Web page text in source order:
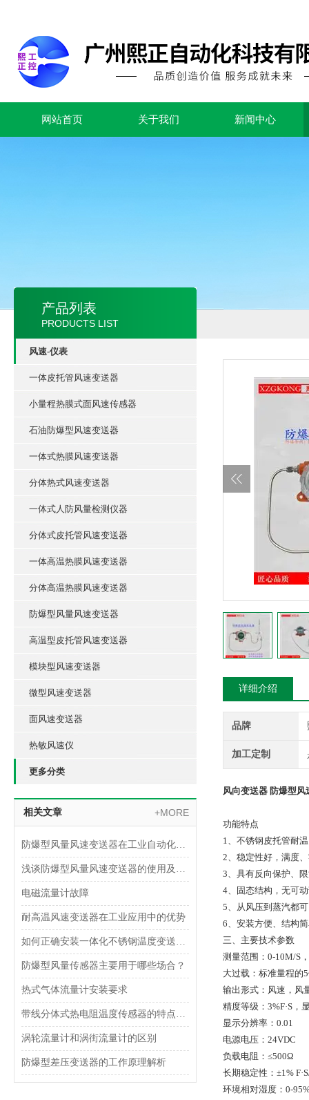
网站首页 关于我们 新闻中心
产品列表
PRODUCTS LIST
风速-仪表
一体皮托管风速变送器
小量程热膜式面风速传感器
石油防爆型风速变送器
一体式热膜风速变送器
分体热式风速变送器
一体式人防风量检测仪器
分体式皮托管风速变送器
一体高温热膜风速变送器
分体高温热膜风速变送器
防爆型风量风速变送器
高温型皮托管风速变送器
模块型风速变送器
微型风速变送器
面风速变送器
热敏风速仪
更多分类
相关文章 +MORE
防爆型风量风速变送器在工业自动化中的应用领域
浅谈防爆型风量风速变送器的使用及安装注意事项
电磁流量计故障
耐高温风速变送器在工业应用中的优势
如何正确安装一体化不锈钢温度变送器？
防爆型风量传感器主要用于哪些场合？
热式气体流量计安装要求
带线分体式热电阻温度传感器的特点及应用
涡轮流量计和涡街流量计的区别
防爆型差压变送器的工作原理解析
详细介绍
品牌
加工定制
风向变送器 防爆型风
功能特点
1、不锈钢皮托管耐
2、稳定性好，满度
3、具有反向保护、
4、固态结构，无可
5、从风压到蒸汽都
6、安装方便、结构
三、主要技术参数
测量范围：0-10M/S
大过载：标准量程的
输出形式：风速，风
精度等级：3%F·S，
显示分辨率：0.01
电源电压：24VDC
负载电阻：≤500Ω
长期稳定性：±1%
环境相对湿度：0-